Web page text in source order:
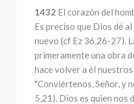
1432 El corazón del
Es preciso que Dios dé
nuevo (cf Ez 36,26-27).
primeramente una obra
hace volver a él
"Conviértenos, Señor, y
5,21). Dios es quien nos